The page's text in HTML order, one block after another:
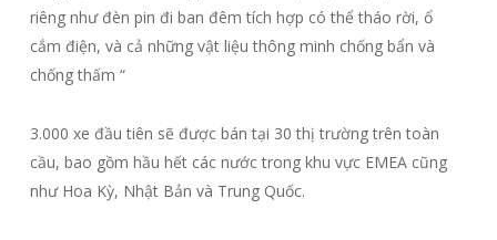
riêng như đèn pin đi ban đêm tích hợp có thể tháo rời, ổ
cắm điện, và cả những vật liệu thông minh chống bẩn và
chống thấm “
3.000 xe đầu tiên sẽ được bán tại 30 thị trường trên toàn
cầu, bao gồm hầu hết các nước trong khu vực EMEA cũng
như Hoa Kỳ, Nhật Bản và Trung Quốc.